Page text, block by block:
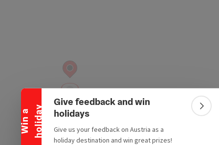
W
i
n
a
h
o
l
i
d
a y
Collapse banner
Give feedback and win
holidays
Give us your feedback on Austria as a
holiday destination and win great prizes!